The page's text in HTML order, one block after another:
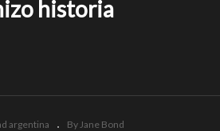
historia
argentina By Jane Bond